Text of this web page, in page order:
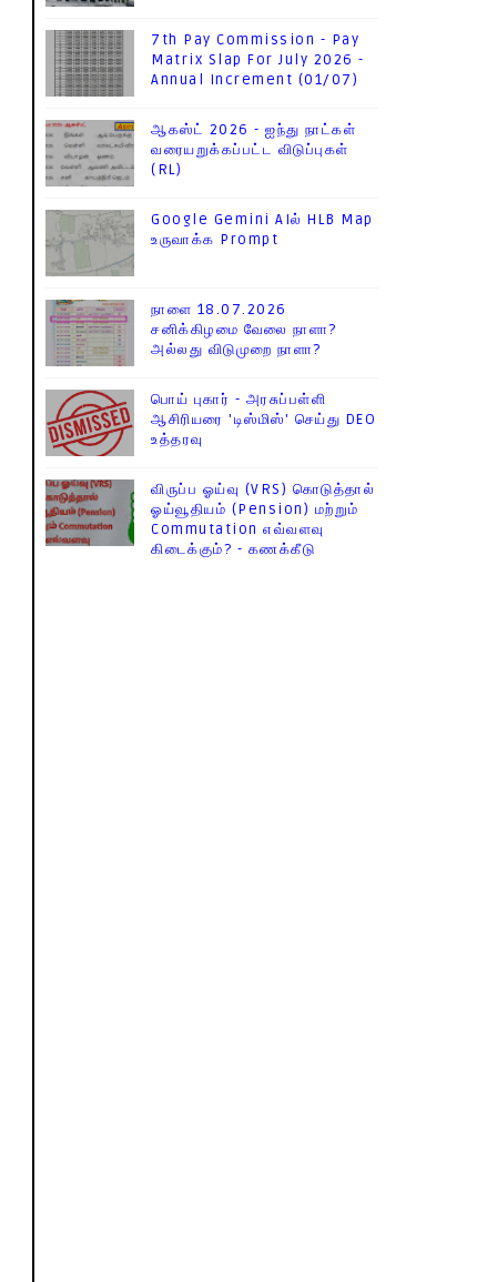
7th Pay Commission - Pay
Matrix Slap For July 2026 -
Annual Increment (01/07)
ஆகஸ்ட் 2026 - ஐந்து நாட்கள்
வரையறுக்கப்பட்ட விடுப்புகள்
(RL)
Google Gemini AIல் HLB Map
உருவாக்க Prompt
நாளை 18.07.2026
சனிக்கிழமை வேலை நாளா?
அல்லது விடுமுறை நாளா?
பொய் புகார் - அரசுப்பள்ளி
ஆசிரியரை 'டிஸ்மிஸ்' செய்து DEO
உத்தரவு
விருப்ப ஓய்வு (VRS) கொடுத்தால்
ஓய்வூதியம் (Pension) மற்றும்
Commutation எவ்வளவு
கிடைக்கும்? - கணக்கீடு